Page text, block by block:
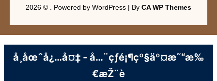
2026 © . Powered by WordPress | By CA WP Themes